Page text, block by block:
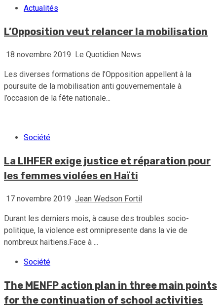
Actualités
L’Opposition veut relancer la mobilisation
18 novembre 2019 Le Quotidien News
Les diverses formations de l’Opposition appellent à la
poursuite de la mobilisation anti gouvernementale à
l’occasion de la fête nationale...
Société
La LIHFER exige justice et réparation pour
les femmes violées en Haïti
17 novembre 2019 Jean Wedson Fortil
Durant les derniers mois, à cause des troubles socio-
politique, la violence est omnipresente dans la vie de
nombreux haïtiens.Face à ...
Société
The MENFP action plan in three main points
for the continuation of school activities